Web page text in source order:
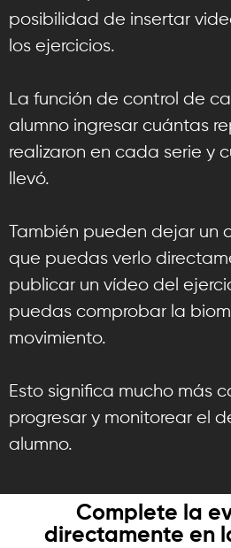
posibilidad de insertar
los ejercicios.
La función de control de
alumno ingresar cuántas
realizaron en cada serie y
llevó.
También pueden dejar un
que puedas verlo
publicar un vídeo del
puedas comprobar la
movimiento.
Esto significa mucho más
progresar y monitorear el
alumno.
Complete la
directamente en